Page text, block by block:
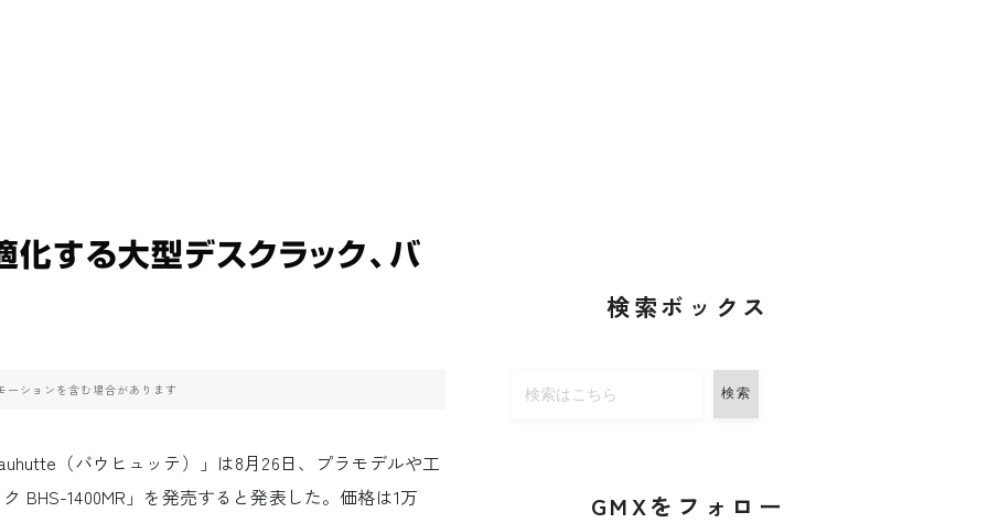
する大型デスクラック、バ
ーションを含む場合があります
（バウヒュッテ）」は8月26日、プラモデルや工
BHS-1400MR」を発売すると発表した。価格は1万
検索ボックス
検索
GMXをフォロー